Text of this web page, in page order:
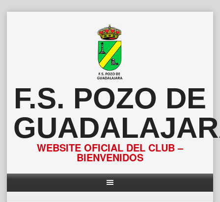
F.S. POZO DE
WEBSITE OFICIAL DEL CLUB –
BIENVENIDOS